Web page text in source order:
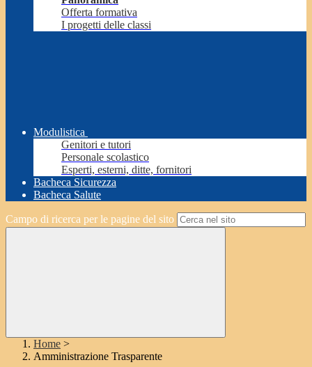
Offerta formativa
I progetti delle classi
Modulistica
Genitori e tutori
Personale scolastico
Esperti, esterni, ditte, fornitori
Bacheca Sicurezza
Bacheca Salute
Campo di ricerca per le pagine del sito
Home >
Amministrazione Trasparente